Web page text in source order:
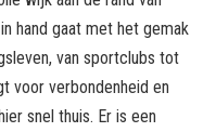
hand gaat met het gemak
van sportclubs tot
voor verbondenheid en
snel thuis. Er is een